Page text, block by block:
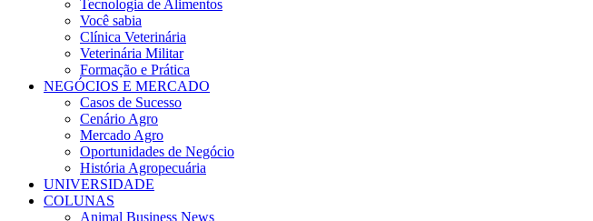
Tecnologia de Alimentos
Você sabia
Clínica Veterinária
Veterinária Militar
Formação e Prática
NEGÓCIOS E MERCADO
Casos de Sucesso
Cenário Agro
Mercado Agro
Oportunidades de Negócio
História Agropecuária
UNIVERSIDADE
COLUNAS
Animal Business News